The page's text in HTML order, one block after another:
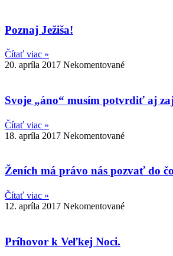
Poznaj Ježiša!
Čítať viac »
20. apríla 2017 Nekomentované
Svoje „áno“ musím potvrdiť aj
Čítať viac »
18. apríla 2017 Nekomentované
Ženích má právo nás pozvať do
Čítať viac »
12. apríla 2017 Nekomentované
Príhovor k Veľkej Noci.